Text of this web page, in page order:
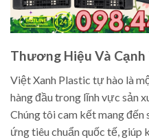
Thương Hiệu Và Cạnh
Việt Xanh Plastic tự hào là
hàng đầu trong lĩnh vực sản
Chúng tôi cam kết mang
ứng tiêu chuẩn quốc tế, giúp